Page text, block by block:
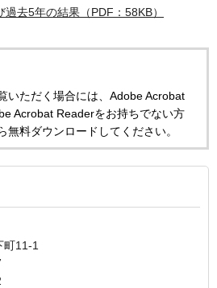
去5年の結果（PDF：58KB）
いただく場合には、Adobe Acrobat
Acrobat Readerをお持ちでない方
無料ダウンロードしてください。
11-1